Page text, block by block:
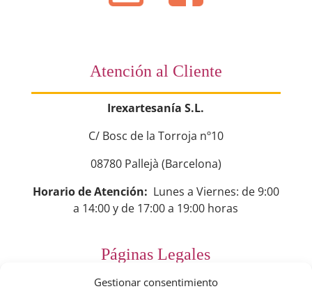
Gestionar consentimiento
Atención al Cliente
Irexartesanía S.L.
C/ Bosc de la Torroja nº10
08780 Pallejà (Barcelona)
Horario de Atención: Lunes a Viernes: de 9:00
a 14:00 y de 17:00 a 19:00 horas
Páginas Legales
Preguntas Frecuentes